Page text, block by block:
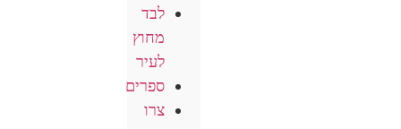
לבד
מחוץ
לעיר
ספרים
צרו